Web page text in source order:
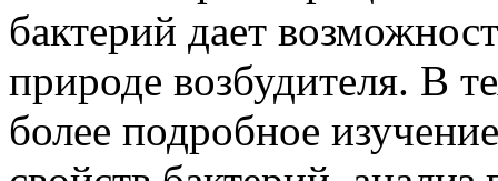
бактерий дает
природе возбудителя. В
более подробное